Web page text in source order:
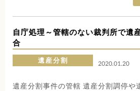
自庁処理～管轄のない裁判所で遺
合
遺産分割 2020.01.20
遺産分割事件の管轄 遺産分割調停や